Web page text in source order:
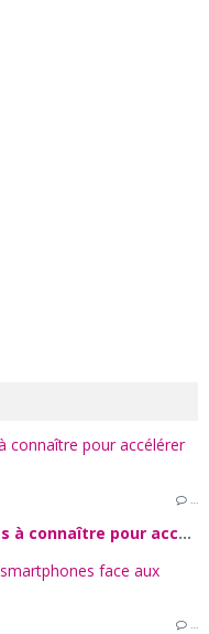
…
Les outils d'étiquetage de données à connaître pour accélérer vos projets IA
…